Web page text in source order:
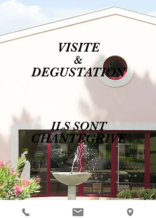
VISITE
&
DEGUSTATION
ILS SONT
CHANTEGRIVE